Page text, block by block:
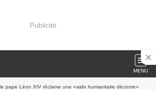
Publicité
MENU
pape Léon XIV réclame une «aide humanitaire décente»